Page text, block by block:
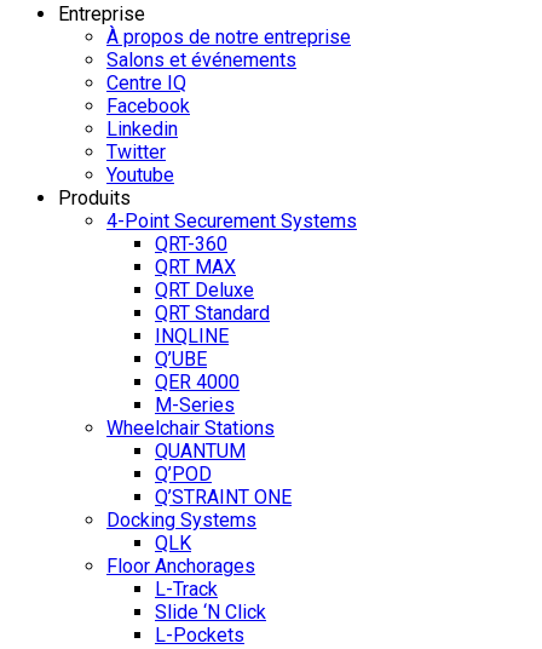
Entreprise
À propos de notre entreprise
Salons et événements
Centre IQ
Facebook
Linkedin
Twitter
Youtube
Produits
4-Point Securement Systems
QRT-360
QRT MAX
QRT Deluxe
QRT Standard
INQLINE
Q’UBE
QER 4000
M-Series
Wheelchair Stations
QUANTUM
Q’POD
Q’STRAINT ONE
Docking Systems
QLK
Floor Anchorages
L-Track
Slide ‘N Click
L-Pockets